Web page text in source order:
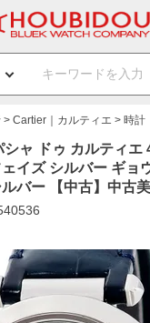
Cartier｜カルティエ 時計
ャ ドゥ カルティエ
イズ シルバー ギョ
バー 【中古】中古